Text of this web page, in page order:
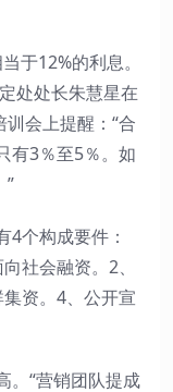
于12%的利息。
处处长朱慧星在
会上提醒：“合
有3％至5％。如
”
4个构成要件：
社会融资。2、
资。4、公开宣
。“营销团队提成